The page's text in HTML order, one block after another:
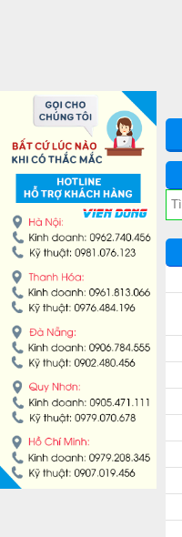
LÒ NƯỚNG BÁNH MÌ
LÒ NƯỚNG BÁNH MÌ
LÒ NƯỚNG BÁNH MÌ
LÒ NƯỚNG BÁNH NGỌT
DÂY CHUYỀN LÀM BÁNH
MÁY TRỘN BỘT ĐÁNH
MÁY CHIA BỘT BÁNH MÌ
MÁY SE BỘT LÀM BÁNH